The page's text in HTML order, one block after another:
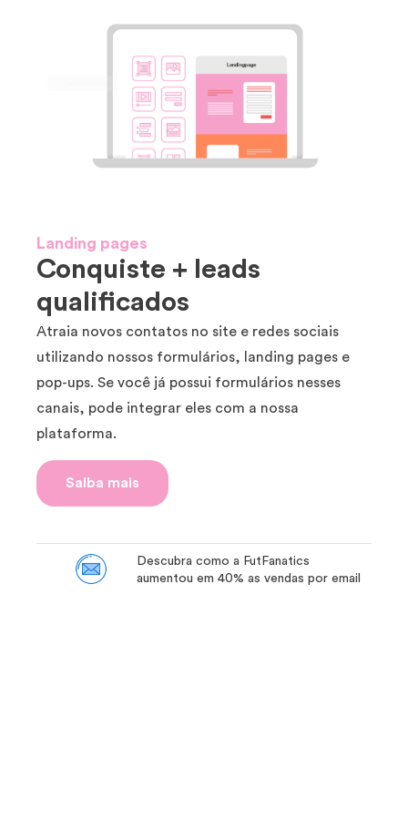
Landing pages
Conquiste + leads
qualificados
Atraia novos contatos no site e redes sociais
utilizando nossos formulários, landing pages e
pop-ups. Se você já possui formulários nesses
canais, pode integrar eles com a nossa
plataforma.
Saiba mais
Descubra como a FutFanatics
aumentou em 40% as vendas por email